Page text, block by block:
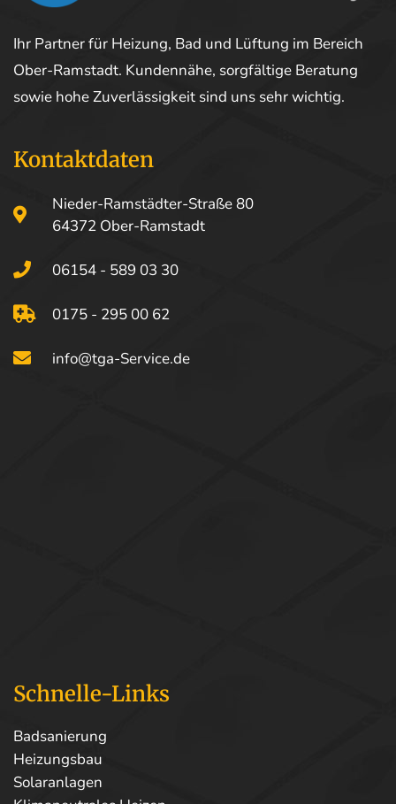
Ihr Partner für Heizung, Bad und Lüftung im Bereich
Ober-Ramstadt. Kundennähe, sorgfältige Beratung
sowie hohe Zuverlässigkeit sind uns sehr wichtig.
Kontaktdaten
Nieder-Ramstädter-Straße 80
64372 Ober-Ramstadt
06154 - 589 03 30
0175 - 295 00 62
info@tga-Service.de
Schnelle-Links
Badsanierung
Heizungsbau
Solaranlagen